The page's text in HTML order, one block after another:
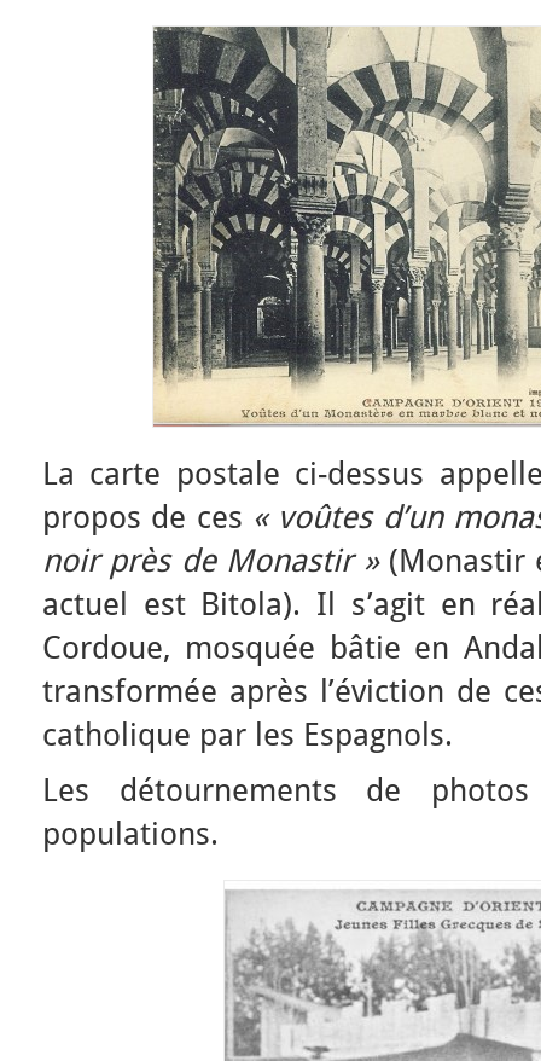
La carte postale ci-dessus
propos de ces « voûtes d’un
noir près de Monastir »(Monastir
actuel est Bitola). Il s’agit en
Cordoue, mosquée bâtie en
transformée après l’éviction de
catholique par les Espagnols.
Les détournements de
populations.